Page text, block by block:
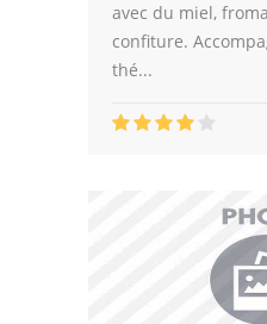
Actualités
avec du miel,
confiture.
thé...